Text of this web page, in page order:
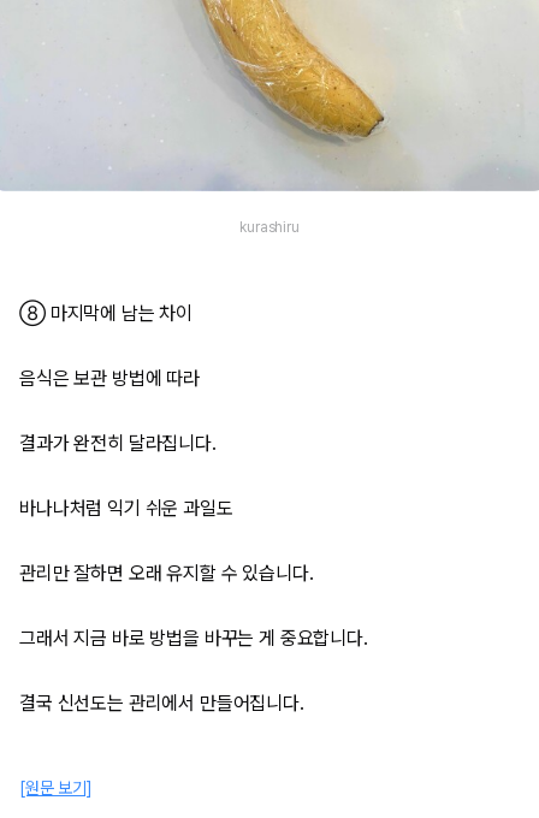
kurashiru
⑧ 마지막에 남는 차이
음식은 보관 방법에 따라
결과가 완전히 달라집니다.
바나나처럼 익기 쉬운 과일도
관리만 잘하면 오래 유지할 수 있습니다.
그래서 지금 바로 방법을 바꾸는 게 중요합니다.
결국 신선도는 관리에서 만들어집니다.
[원문 보기]